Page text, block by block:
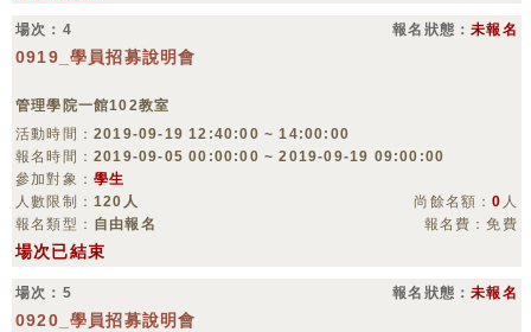
場次：4 報名狀態：未報名
0919_學員招募說明會
管理學院一館102教室
活動時間： 2019-09-19 12:40:00 ~ 14:00:00
報名時間： 2019-09-05 00:00:00 ~ 2019-09-19 09:00:00
參加對象： 學生
人數限制： 120人 尚餘名額：0 人
報名類型： 自由報名 報名費：免費
場次已結束
場次：5 報名狀態：未報名
0920_學員招募說明會